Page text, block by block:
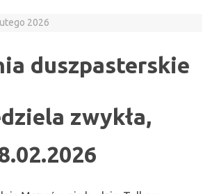
2026
duszpasterskie
zwykła,